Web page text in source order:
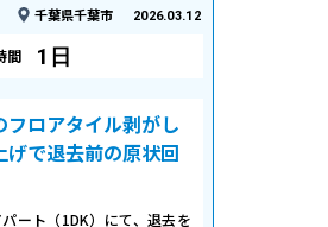
千葉県千葉市 2026.03.12
間 1日
ロアタイル剥がし
げで退去前の原状回
ート（1DK）にて、退去を